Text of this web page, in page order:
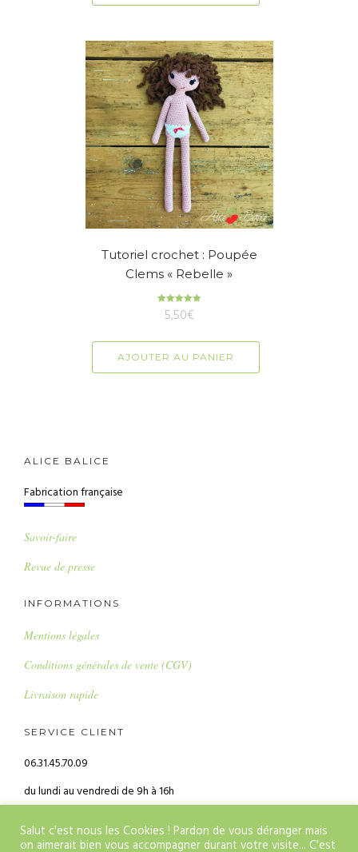
Tutoriel crochet : Poupée
Clems « Rebelle »
Note
5.00
5,50€
AJOUTER AU PANIER
ALICE BALICE
Fabrication française
Savoir-faire
Revue de presse
INFORMATIONS
Mentions légales
Conditions générales de vente (CGV)
Livraison rapide
SERVICE CLIENT
06.31.45.70.09
du lundi au vendredi de 9h à 16h
Salut c'est nous les Cookies ! Pardon de vous déranger mais
on aimerait bien vous accompagner durant votre visite... C'est